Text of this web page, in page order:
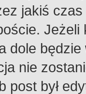
jakiś
Jeżeli
dole
nie
post był